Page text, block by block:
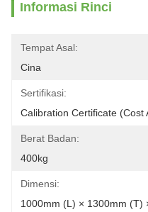
Informasi Rinci
Tempat Asal:
Cina
Sertifikasi:
Calibration Certificate (Cost
Berat Badan:
400kg
Dimensi:
1000mm (L) × 1300mm (T)